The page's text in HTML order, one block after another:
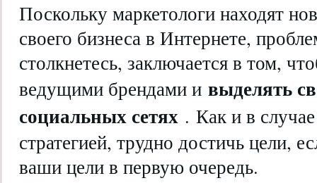
Поскольку маркетологи находят
своего бизнеса в Интернете,
столкнетесь, заключается в том,
ведущими брендами и выделять
социальных сетях . Как и в
стратегией, трудно достичь цели,
ваши цели в первую очередь.